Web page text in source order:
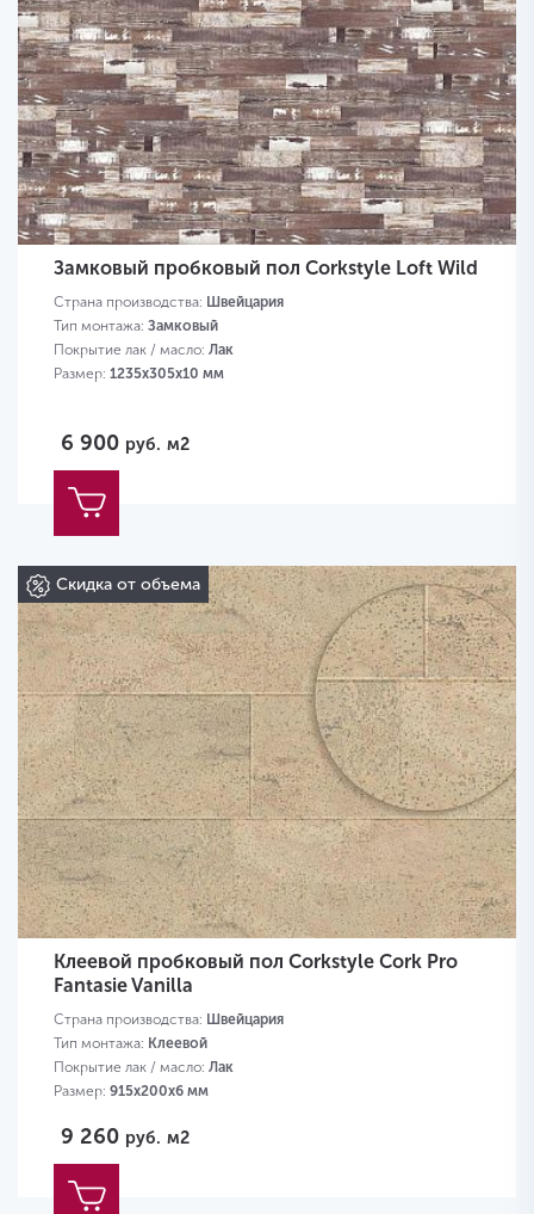
Замковый пробковый пол Corkstyle Loft Wild
Страна производства: Швейцария
Тип монтажа: Замковый
Покрытие лак / масло: Лак
Размер: 1235х305х10 мм
6 900 руб. м2
Скидка от объема
Клеевой пробковый пол Corkstyle Cork Pro
Fantasie Vanilla
Страна производства: Швейцария
Тип монтажа: Клеевой
Покрытие лак / масло: Лак
Размер: 915х200х6 мм
9 260 руб. м2